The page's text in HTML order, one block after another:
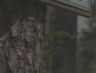
Aussichtsturm
Zum Kulm
der Kulmweg
der Markierung